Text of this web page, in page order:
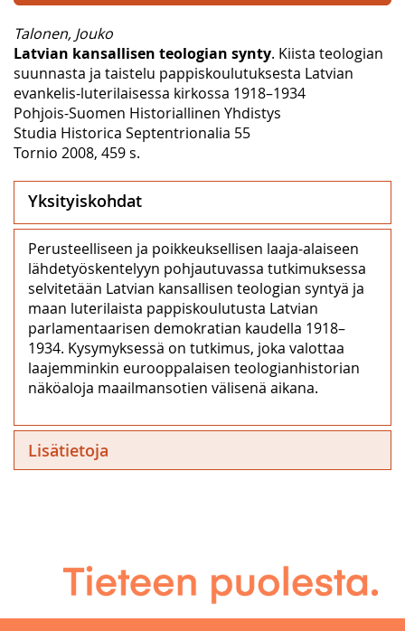
Talonen, Jouko
Latvian kansallisen teologian synty. Kiista teologian
suunnasta ja taistelu pappiskoulutuksesta Latvian
evankelis-luterilaisessa kirkossa 1918–1934
Pohjois-Suomen Historiallinen Yhdistys
Studia Historica Septentrionalia 55
Tornio 2008, 459 s.
Yksityiskohdat
Perusteelliseen ja poikkeuksellisen laaja-alaiseen
lähdetyöskentelyyn pohjautuvassa tutkimuksessa
selvitetään Latvian kansallisen teologian syntyä ja
maan luterilaista pappiskoulutusta Latvian
parlamentaarisen demokratian kaudella 1918–
1934. Kysymyksessä on tutkimus, joka valottaa
laajemminkin eurooppalaisen teologianhistorian
näköaloja maailmansotien välisenä aikana.
Lisätietoja